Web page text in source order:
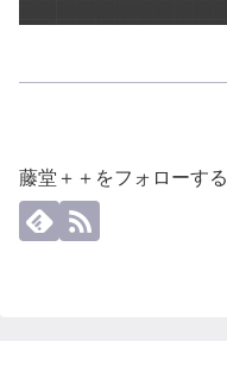
藤堂＋＋をフォローする